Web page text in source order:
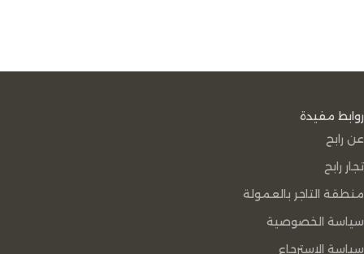
روابط مفيدة
عن رابح
تجار رابح
منطقة التاجر بالعمولة
سياسة الخصوصية
سياسة الإسترجاع